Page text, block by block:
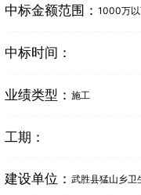
中标金额范围： 1000万
中标时间：
业绩类型： 施工
工期：
建设单位： 武胜县猛山乡卫